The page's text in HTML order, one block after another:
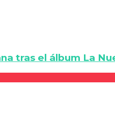
tras el álbum La